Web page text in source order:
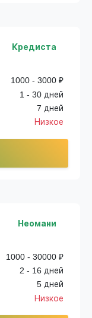
Кредиста
1000 - 3000 ₽
1 - 30 дней
7 дней
Низкое
Неомани
1000 - 30000 ₽
2 - 16 дней
5 дней
Низкое